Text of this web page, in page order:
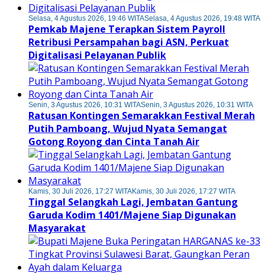
Selasa, 4 Agustus 2026, 19:46 WITASelasa, 4 Agustus 2026, 19:48 WITA
Pemkab Majene Terapkan Sistem Payroll
Retribusi Persampahan bagi ASN, Perkuat
Digitalisasi Pelayanan Publik
Senin, 3 Agustus 2026, 10:31 WITASenin, 3 Agustus 2026, 10:31 WITA
Ratusan Kontingen Semarakkan Festival Merah
Putih Pamboang, Wujud Nyata Semangat
Gotong Royong dan Cinta Tanah Air
Kamis, 30 Juli 2026, 17:27 WITAKamis, 30 Juli 2026, 17:27 WITA
Tinggal Selangkah Lagi, Jembatan Gantung
Garuda Kodim 1401/Majene Siap Digunakan
Masyarakat